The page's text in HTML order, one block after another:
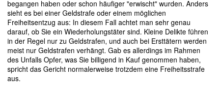
begangen haben oder schon häufiger "erwischt" wurden. Anders
sieht es bei einer Geldstrafe oder einem möglichen
Freiheitsentzug aus: In diesem Fall achtet man sehr genau
darauf, ob Sie ein Wiederholungstäter sind. Kleine Delikte führen
in der Regel nur zu Geldstrafen, und auch bei Ersttätern werden
meist nur Geldstrafen verhängt. Gab es allerdings im Rahmen
des Unfalls Opfer, was Sie billigend in Kauf genommen haben,
spricht das Gericht normalerweise trotzdem eine Freiheitsstrafe
aus.